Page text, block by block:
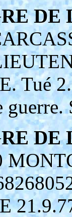
DE
Tué
guerre.
DE